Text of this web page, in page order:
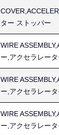
ター ストッパー
WIRE
ー,アクセラレータ
WIRE
ー,アクセラレータ
WIRE
ー,アクセラレータ